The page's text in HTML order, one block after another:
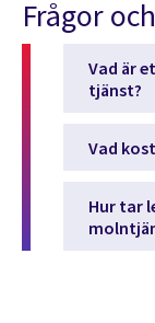
Frågor
Vad är
tjänst?
Vad
Hur tar